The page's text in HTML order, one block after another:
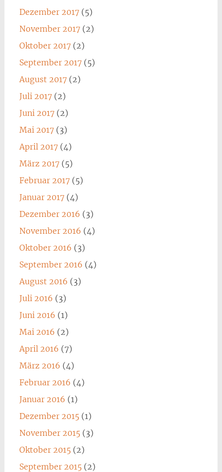
Dezember 2017(5)
November 2017(2)
Oktober 2017(2)
September 2017(5)
August 2017(2)
Juli 2017(2)
Juni 2017(2)
Mai 2017(3)
April 2017(4)
März 2017(5)
Februar 2017(5)
Januar 2017(4)
Dezember 2016 (3)
November 2016 (4)
Oktober 2016 (3)
September 2016 (4)
August 2016 (3)
Juli 2016 (3)
Juni 2016 (1)
Mai 2016 (2)
April 2016 (7)
März 2016 (4)
Februar 2016 (4)
Januar 2016 (1)
Dezember 2015(1)
November 2015(3)
Oktober 2015(2)
September 2015(2)